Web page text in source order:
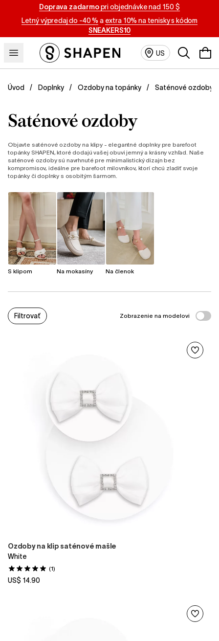
Doprava zadarmopri objednávke nad 150 $
Letný výpredaj do -40 % a extra 10% na tenisky s kódom
SNEAKERS10
US
Úvod Doplnky Ozdoby na topánky Saténové ozdoby
Saténové ozdoby
Objavte saténové ozdoby na klipy - elegantné doplnky pre barefoot
topánky SHAPEN, ktoré dodajú vašej obuvi jemný a krásny vzhľad. Naše
saténové ozdoby sú navrhnuté pre minimalistický dizajn bez
kompromisov, ideálne pre barefoot milovníkov, ktorí chcú zladiť svoje
topánky či doplnky s osobitým šarmom.
S klipom Na mokasíny Na členok
Filtrovať Zobrazenie na modelovi
Ozdoby na klip saténové mašle
White
(1)
US$ 14.90